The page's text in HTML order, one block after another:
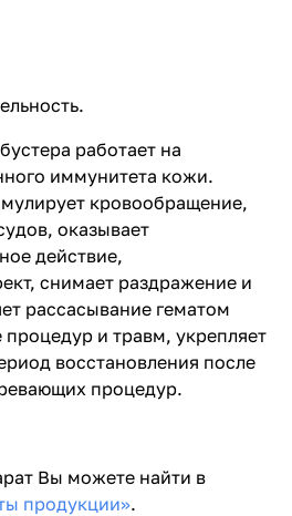
работает на
иммунитета кожи.
кровообращение,
оказывает
действие,
снимает раздражение и
рассасывание гематом
и травм, укрепляет
восстановления после
процедур.
Вы можете найти в
продукции».